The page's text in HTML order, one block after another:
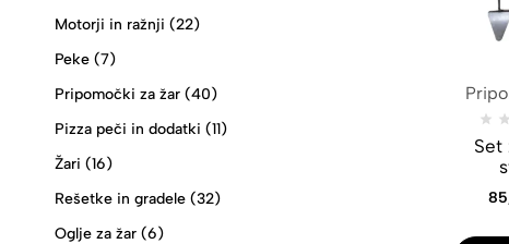
Set
Motorji in ražnji (22)
Peke (7)
Pripomočki za žar (40)
Pizza peči in dodatki (11)
Žari (16)
Rešetke in gradele (32)
Oglje za žar (6)